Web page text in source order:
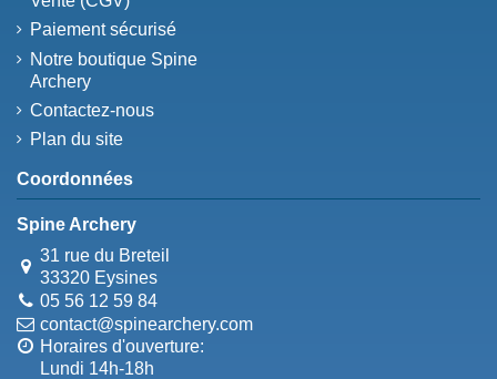
Paiement sécurisé
Notre boutique Spine
Archery
Contactez-nous
Plan du site
Coordonnées
Spine Archery
31 rue du Breteil
33320 Eysines
05 56 12 59 84
contact@spinearchery.com
Horaires d'ouverture:
Lundi 14h-18h